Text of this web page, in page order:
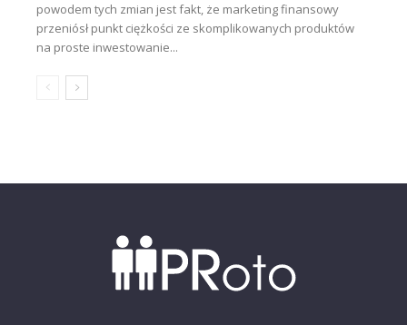
powodem tych zmian jest fakt, że marketing finansowy
przeniósł punkt ciężkości ze skomplikowanych produktów
na proste inwestowanie...